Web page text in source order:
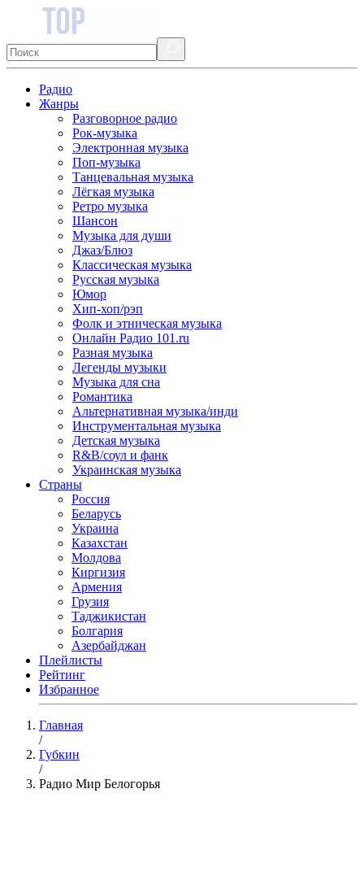
Радио
Жанры
Разговорное радио
Рок-музыка
Электронная музыка
Поп-музыка
Танцевальная музыка
Лёгкая музыка
Ретро музыка
Шансон
Музыка для души
Джаз/Блюз
Классическая музыка
Русская музыка
Юмор
Хип-хоп/рэп
Фолк и этническая музыка
Онлайн Радио 101.ru
Разная музыка
Легенды музыки
Музыка для сна
Романтика
Альтернативная музыка/инди
Инструментальная музыка
Детская музыка
R&B/cоул и фанк
Украинская музыка
Страны
Россия
Беларусь
Украина
Казахстан
Молдова
Киргизия
Армения
Грузия
Таджикистан
Болгария
Азербайджан
Плейлисты
Рейтинг
Избранное
Главная
/
Губкин
/
Радио Мир Белогорья